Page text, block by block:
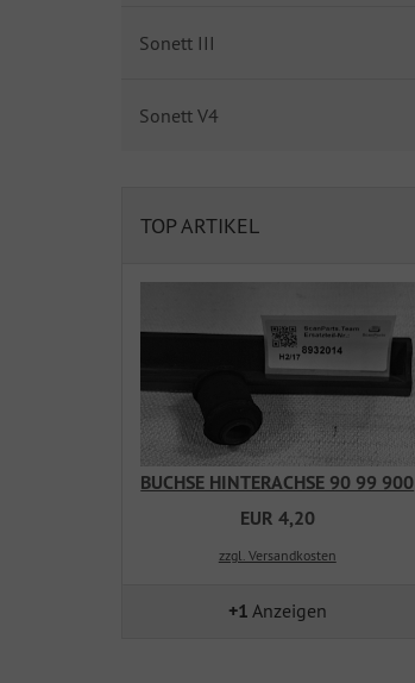
Sonett III
Sonett V4
TOP ARTIKEL
BUCHSE HINTERACHSE 90 99 900
EUR 4,20
zzgl. Versandkosten
+1 Anzeigen